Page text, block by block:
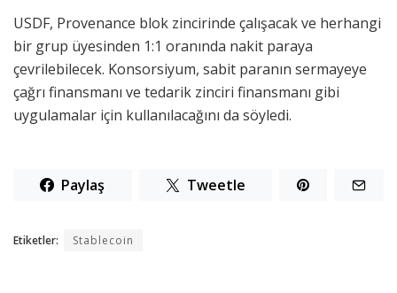
USDF, Provenance blok zincirinde çalışacak ve herhangi
bir grup üyesinden 1:1 oranında nakit paraya
çevrilebilecek. Konsorsiyum, sabit paranın sermayeye
çağrı finansmanı ve tedarik zinciri finansmanı gibi
uygulamalar için kullanılacağını da söyledi.
Paylaş Tweetle
Etiketler: Stablecoin